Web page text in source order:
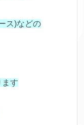
ス)などの
ます